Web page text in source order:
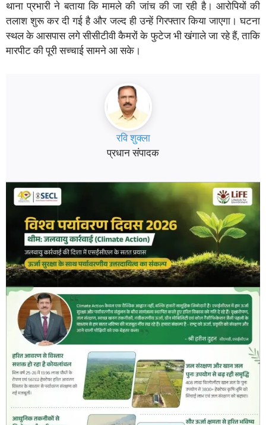
थाना प्रभारी ने बताया कि मामले की जांच की जा रही है। आरोपियों की
तलाश शुरू कर दी गई है और जल्द ही उन्हें गिरफ्तार किया जाएगा। घटना
स्थल के आसपास लगे सीसीटीवी कैमरों के फुटेज भी खंगाले जा रहे हैं, ताकि
मारपीट की पूरी सच्चाई सामने आ सके।
रवि शुक्ला
प्रधान संपादक